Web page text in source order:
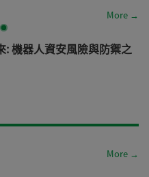
More →
機器人資安風險與防禦之
More →